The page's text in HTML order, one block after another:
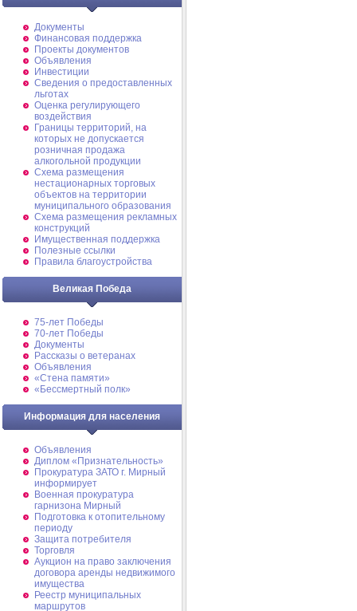
Документы
Финансовая поддержка
Проекты документов
Объявления
Инвестиции
Сведения о предоставленных
льготах
Оценка регулирующего
воздействия
Границы территорий, на
которых не допускается
розничная продажа
алкогольной продукции
Схема размещения
нестационарных торговых
объектов на территории
муниципального образования
Схема размещения рекламных
конструкций
Имущественная поддержка
Полезные ссылки
Правила благоустройства
Великая Победа
75-лет Победы
70-лет Победы
Документы
Рассказы о ветеранах
Объявления
«Стена памяти»
«Бессмертный полк»
Информация для населения
Объявления
Диплом «Признательность»
Прокуратура ЗАТО г. Мирный
информирует
Военная прокуратура
гарнизона Мирный
Подготовка к отопительному
периоду
Защита потребителя
Торговля
Аукцион на право заключения
договора аренды недвижимого
имущества
Реестр муниципальных
маршрутов